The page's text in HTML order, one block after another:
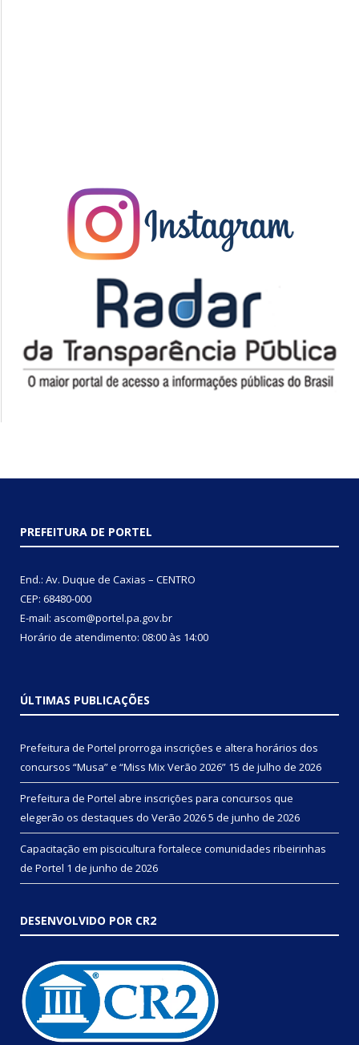
PREFEITURA DE PORTEL
End.: Av. Duque de Caxias – CENTRO
CEP: 68480-000
E-mail: ascom@portel.pa.gov.br
Horário de atendimento: 08:00 às 14:00
ÚLTIMAS PUBLICAÇÕES
Prefeitura de Portel prorroga inscrições e altera horários dos
concursos “Musa” e “Miss Mix Verão 2026” 15 de julho de 2026
Prefeitura de Portel abre inscrições para concursos que
elegerão os destaques do Verão 20265 de junho de 2026
Capacitação em piscicultura fortalece comunidades ribeirinhas
de Portel 1 de junho de 2026
DESENVOLVIDO POR CR2